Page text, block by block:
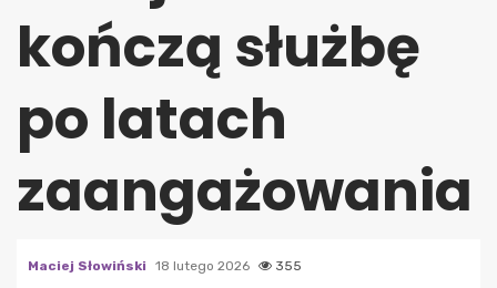
kończą służbę
po latach
zaangażowania
Maciej Słowiński 18 lutego 2026 355